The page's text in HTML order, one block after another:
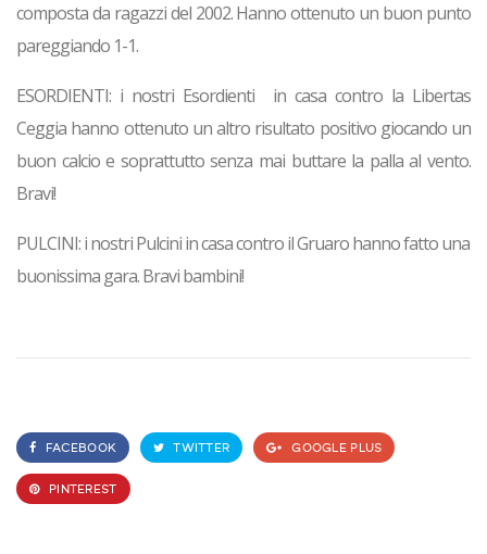
composta da ragazzi del 2002. Hanno ottenuto un buon punto
pareggiando 1-1.
ESORDIENTI: i nostri Esordienti in casa contro la Libertas
Ceggia hanno ottenuto un altro risultato positivo giocando un
buon calcio e soprattutto senza mai buttare la palla al vento.
Bravi!
PULCINI: i nostri Pulcini in casa contro il Gruaro hanno fatto una
buonissima gara. Bravi bambini!
FACEBOOK TWITTER GOOGLE PLUS
PINTEREST